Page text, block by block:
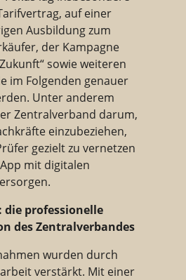
auf einer
Ausbildung zum
der Kampagne
sowie weiteren
im Folgenden genauer
Unter anderem
Zentralverband darum,
einzubeziehen,
gezielt zu vernetzen
mit digitalen
professionelle
des Zentralverbandes
wurden durch
verstärkt. Mit einer